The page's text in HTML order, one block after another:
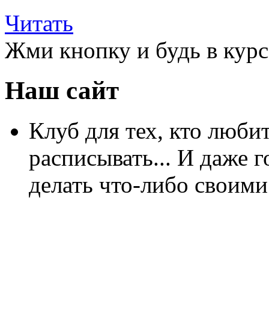
Читать
Жми кнопку и будь в
Наш сайт
Клуб для тех, кто
расписывать... И даже
делать что-либо